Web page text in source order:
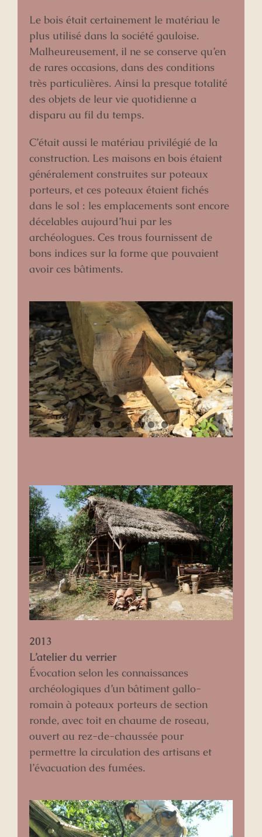
Le bois était certainement le matériau le
plus utilisé dans la société gauloise.
Malheureusement, il ne se conserve qu’en
de rares occasions, dans des conditions
très particulières. Ainsi la presque totalité
des objets de leur vie quotidienne a
disparu au fil du temps.
C’était aussi le matériau privilégié de la
construction. Les maisons en bois étaient
généralement construites sur poteaux
porteurs, et ces poteaux étaient fichés
dans le sol : les emplacements sont encore
décelables aujourd’hui par les
archéologues. Ces trous fournissent de
bons indices sur la forme que pouvaient
avoir ces bâtiments.
2013
L’atelier du verrier
Évocation selon les connaissances
archéologiques d’un bâtiment gallo-
romain à poteaux porteurs de section
ronde, avec toit en chaume de roseau,
ouvert au rez-de-chaussée pour
permettre la circulation des artisans et
l’évacuation des fumées.